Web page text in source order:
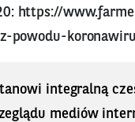
https://
powodu-
integralną
mediów